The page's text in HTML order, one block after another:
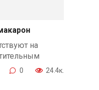
на
0 24.4к.